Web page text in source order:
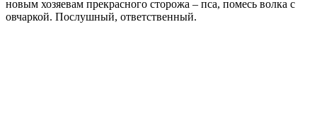
новым хозяевам прекрасного сторожа – пса, помесь волка с
овчаркой. Послушный, ответственный.